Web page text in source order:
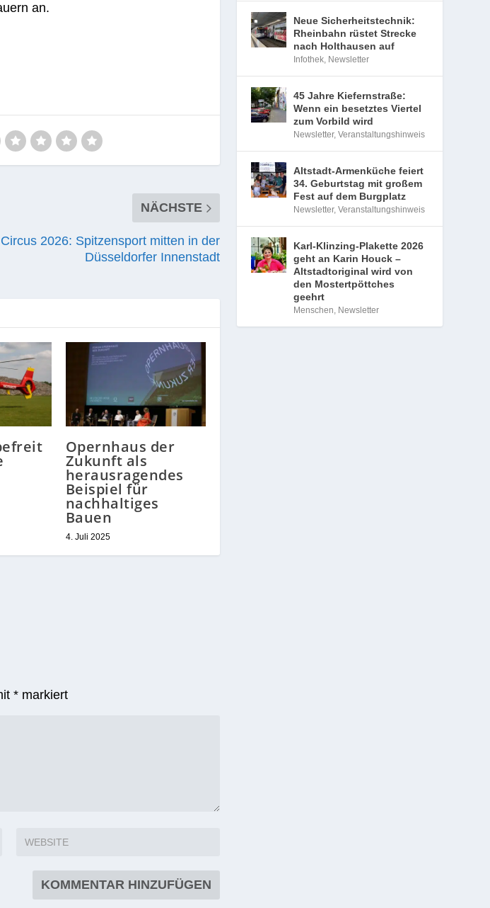
an.
NÄCHSTE
2026: Spitzensport mitten in der
Düsseldorfer Innenstadt
Opernhaus der
Zukunft als
herausragendes
Beispiel für
nachhaltiges
Bauen
4. Juli 2025
* markiert
Neue Sicherheitstechnik:
Rheinbahn rüstet Strecke
nach Holthausen auf
Infothek, Newsletter
45 Jahre Kiefernstraße:
Wenn ein besetztes Viertel
zum Vorbild wird
Newsletter,Veranstaltungshinweis
Altstadt-Armenküche feiert
34. Geburtstag mit großem
Fest auf dem Burgplatz
Newsletter,Veranstaltungshinweis
Karl-Klinzing-Plakette 2026
geht an Karin Houck –
Altstadtoriginal wird von
den Mostertpöttches
geehrt
Menschen, Newsletter